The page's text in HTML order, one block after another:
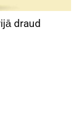
draud